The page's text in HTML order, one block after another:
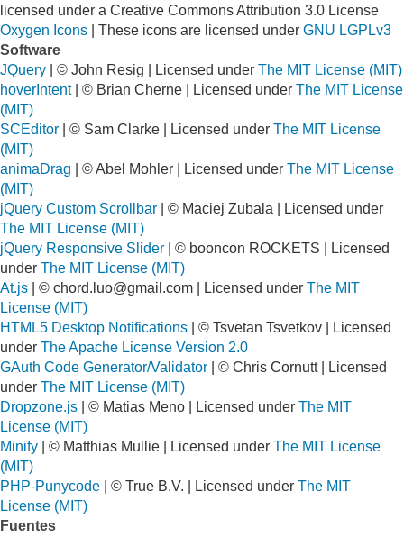
licensed under a Creative Commons Attribution 3.0 License
Oxygen Icons | These icons are licensed under GNU LGPLv3
Software
JQuery | © John Resig | Licensed under The MIT License (MIT)
hoverIntent| © Brian Cherne | Licensed under The MIT License
(MIT)
SCEditor | © Sam Clarke | Licensed under The MIT License
(MIT)
animaDrag | © Abel Mohler | Licensed under The MIT License
(MIT)
jQuery Custom Scrollbar | © Maciej Zubala | Licensed under
The MIT License (MIT)
jQuery Responsive Slider | © booncon ROCKETS | Licensed
under The MIT License (MIT)
At.js | © chord.luo@gmail.com | Licensed under The MIT
License (MIT)
HTML5 Desktop Notifications | © Tsvetan Tsvetkov | Licensed
under The Apache License Version 2.0
GAuth Code Generator/Validator | © Chris Cornutt | Licensed
under The MIT License (MIT)
Dropzone.js | © Matias Meno | Licensed under The MIT
License (MIT)
Minify | © Matthias Mullie | Licensed under The MIT License
(MIT)
PHP-Punycode | © True B.V. | Licensed under The MIT
License (MIT)
Fuentes